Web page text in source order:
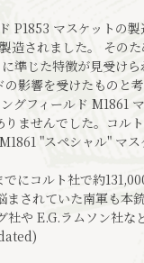
P1853 マスケットの製
されました。 そのた
準じた特徴が見受けら
影響を受けたものと
グフィールド M1861
ませんでした。コル
"スペシャル" マス
にコルト社で約
まされていた南軍も本
社や E.G.ラムソン社な